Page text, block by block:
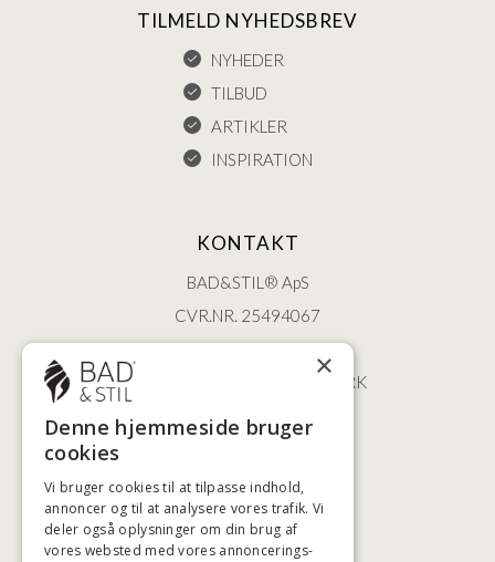
TILMELD NYHEDSBREV
NYHEDER
TILBUD
ARTIKLER
INSPIRATION
KONTAKT
BAD&STIL® ApS
CVR.NR. 25494067
ØSTERBROGADE 202
2100 KØBENHAVN • DANMARK
+45 3920 5084
HØJESTE KREDITVÆRDIGHED
×
Denne hjemmeside bruger
cookies
Vi bruger cookies til at tilpasse indhold,
annoncer og til at analysere vores trafik. Vi
deler også oplysninger om din brug af
vores websted med vores annoncerings-